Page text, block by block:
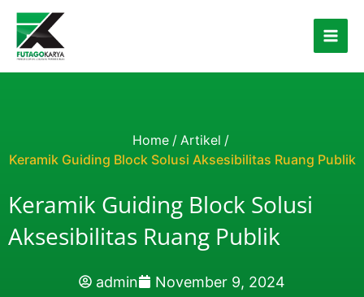
Skip to content
Home / Artikel /
Keramik Guiding Block Solusi Aksesibilitas Ruang Publik
Keramik Guiding Block Solusi
Aksesibilitas Ruang Publik
admin November 9, 2024